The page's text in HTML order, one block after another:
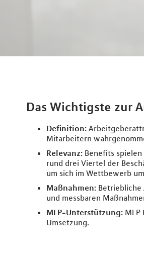
Das Wichtigste zur
Definition:
Mitarbeitern
Relevanz: Benefits
rund drei Viertel der
um sich im Wettbewerb
Maßnahmen:
und messbaren
MLP-Unterstützung:
Umsetzung.